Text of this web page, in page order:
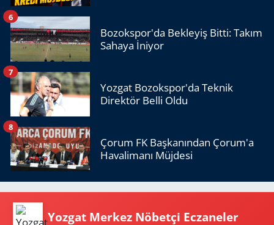
Bozokspor'da Bekleyiş Bitti: Takım
Sahaya İniyor
6
Yozgat Bozokspor'da Teknik
Direktör Belli Oldu
7
Çorum FK Başkanından Çorum'a
Havalimanı Müjdesi
8
Yozgat Merkez Nöbetçi Eczaneler